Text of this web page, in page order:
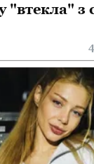
"втекла" з